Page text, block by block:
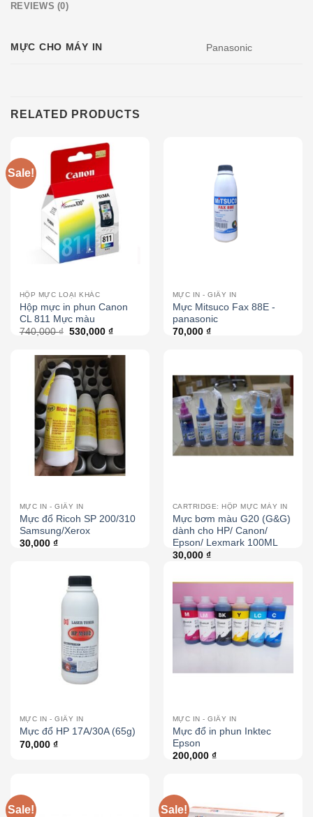
REVIEWS (0)
MỰC CHO MÁY IN Panasonic
RELATED PRODUCTS
Sale!
HỘP MỰC LOẠI KHÁC
Hộp mực in phun Canon
CL 811 Mực màu
740,000₫ 530,000 ₫
MỰC IN - GIẤY IN
Mực Mitsuco Fax 88E -
panasonic
70,000 ₫
MỰC IN - GIẤY IN
Mực đổ Ricoh SP 200/310
Samsung/Xerox
30,000 ₫
CARTRIDGE: HỘP MỰC MÁY IN
Mực bơm màu G20 (G&G)
dành cho HP/ Canon/
Epson/ Lexmark 100ML
30,000 ₫
MỰC IN - GIẤY IN
Mực đổ HP 17A/30A (65g)
70,000 ₫
MỰC IN - GIẤY IN
Mực đổ in phun Inktec
Epson
200,000 ₫
Sale! Sale!